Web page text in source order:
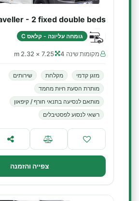
- 2 fixed double beds
גומחה עליונה - קלאס C
מקומות שינה 4 7.25 × 2.32 m
מזגן קדמי מקלחת
שירותים
מותרת הסעת חיות מחמד
מותאם לנסיעה בתנאי חורף / קיפאון
רשאי לנסוע לפסטיבלים
צפייה והזמנה